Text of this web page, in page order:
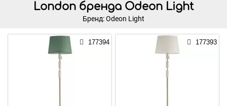
London бренда Odeon Light
Бренд: Odeon Light
177394 177393